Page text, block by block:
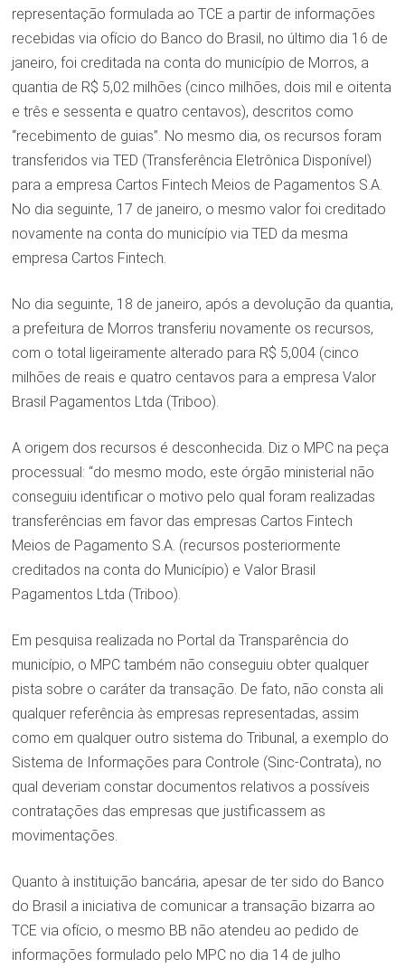
representação formulada ao TCE a partir de informações
recebidas via ofício do Banco do Brasil, no último dia 16 de
janeiro, foi creditada na conta do município de Morros, a
quantia de R$ 5,02 milhões (cinco milhões, dois mil e oitenta
e três e sessenta e quatro centavos), descritos como
“recebimento de guias”. No mesmo dia, os recursos foram
transferidos via TED (Transferência Eletrônica Disponível)
para a empresa Cartos Fintech Meios de Pagamentos S.A.
No dia seguinte, 17 de janeiro, o mesmo valor foi creditado
novamente na conta do município via TED da mesma
empresa Cartos Fintech.
No dia seguinte, 18 de janeiro, após a devolução da quantia,
a prefeitura de Morros transferiu novamente os recursos,
com o total ligeiramente alterado para R$ 5,004 (cinco
milhões de reais e quatro centavos para a empresa Valor
Brasil Pagamentos Ltda (Triboo).
A origem dos recursos é desconhecida. Diz o MPC na peça
processual: “do mesmo modo, este órgão ministerial não
conseguiu identificar o motivo pelo qual foram realizadas
transferências em favor das empresas Cartos Fintech
Meios de Pagamento S.A. (recursos posteriormente
creditados na conta do Município) e Valor Brasil
Pagamentos Ltda (Triboo).
Em pesquisa realizada no Portal da Transparência do
município, o MPC também não conseguiu obter qualquer
pista sobre o caráter da transação. De fato, não consta ali
qualquer referência às empresas representadas, assim
como em qualquer outro sistema do Tribunal, a exemplo do
Sistema de Informações para Controle (Sinc-Contrata), no
qual deveriam constar documentos relativos a possíveis
contratações das empresas que justificassem as
movimentações.
Quanto à instituição bancária, apesar de ter sido do Banco
do Brasil a iniciativa de comunicar a transação bizarra ao
TCE via ofício, o mesmo BB não atendeu ao pedido de
informações formulado pelo MPC no dia 14 de julho